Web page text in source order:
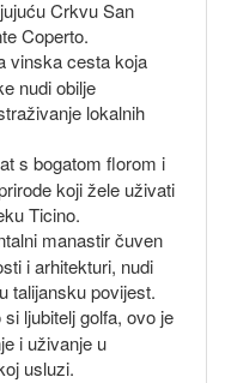
Crkvu San
Coperto.
vinska cesta koja
nudi obilje
lokalnih
s bogatom florom i
koji žele uživati
Ticino.
manastir čuven
i arhitekturi, nudi
talijansku povijest.
si ljubitelj golfa, ovo je
i uživanje u
usluzi.